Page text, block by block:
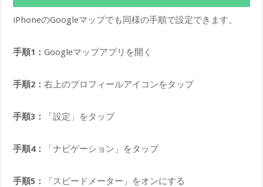
iPhoneのGoogleマップでも同様の手順で設定できます。
手順1：Googleマップアプリを開く
手順2：右上のプロフィールアイコンをタップ
手順3： 「設定」をタップ
手順4： 「ナビゲーション」をタップ
手順5： 「スピードメーター」をオンにする